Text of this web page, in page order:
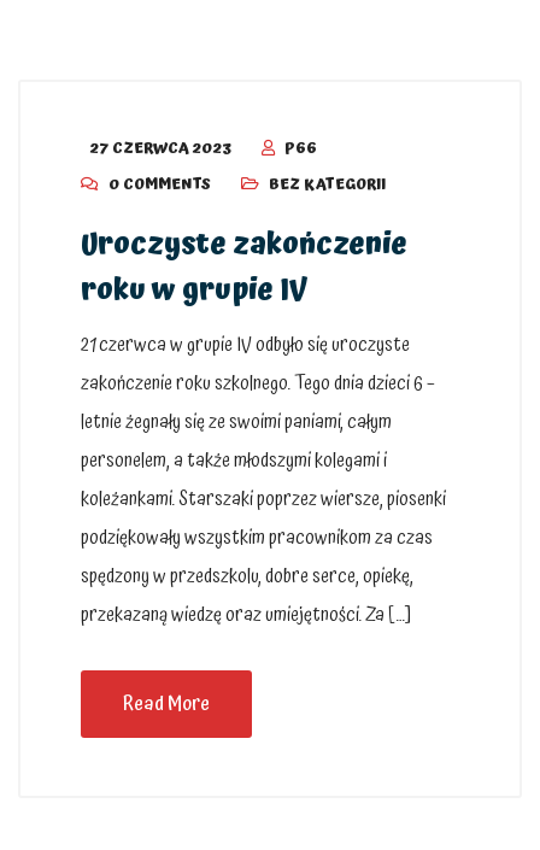
27 CZERWCA 2023
P66
0 COMMENTS
BEZ KATEGORII
Uroczyste zakończenie
roku w grupie IV
21 czerwca w grupie IV odbyło się uroczyste
zakończenie roku szkolnego. Tego dnia dzieci 6 –
letnie żegnały się ze swoimi paniami, całym
personelem, a także młodszymi kolegami i
koleżankami. Starszaki poprzez wiersze, piosenki
podziękowały wszystkim pracownikom za czas
spędzony w przedszkolu, dobre serce, opiekę,
przekazaną wiedzę oraz umiejętności. Za […]
Read More